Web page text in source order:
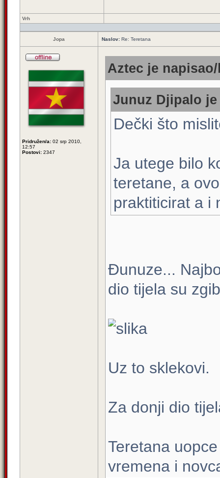
Vrh
Jopa Naslov: Re: Teretana
Pridružen/a: 02 srp 2010,
12:57
Postovi: 2347
Aztec je
Junuz Djipalo
Dečki što
Ja utege bilo
teretane, a
praktiticirat a i
Đunuze...
dio tijela su
Uz to sklekovi.
Za donji dio
Teretana
vremena i